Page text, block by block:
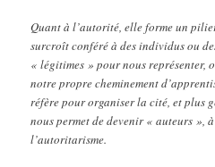
Quant à l’autorité, elle forme un
surcroît conféré à des individus ou
« légitimes » pour nous représenter,
notre propre cheminement
réfère pour organiser la cité, et plus
nous permet de devenir « auteurs »,
l’autoritarisme.